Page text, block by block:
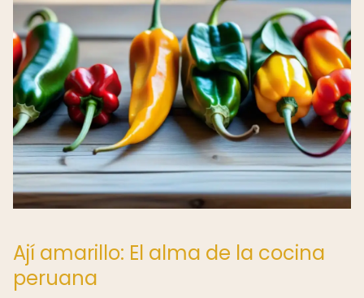
Ají amarillo: El alma de la cocina
peruana